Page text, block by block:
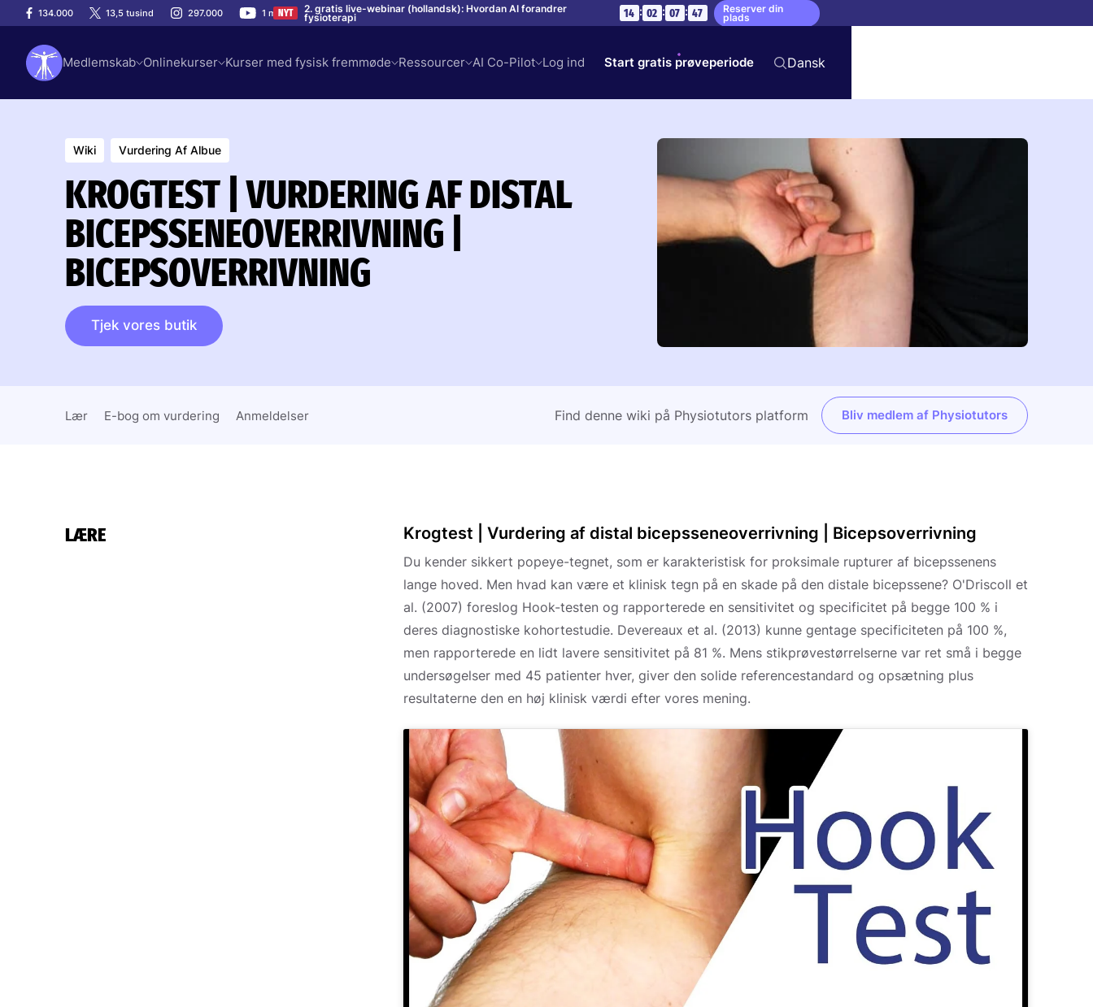
134.000 13,5 tusind 297.000 1 mio.NYT 2. gratis live-webinar (hollandsk): Hvordan AI forandrer
fysioterapi 14 : 02 : 07 : 46 Reserver din
plads
Medlemskab Onlinekurser Kurser med fysisk fremmøde Ressourcer AI Co-Pilot Log ind Start gratis prøveperiode Dansk
Wiki Vurdering Af Albue
KROGTEST | VURDERING AF DISTAL
BICEPSSENEOVERRIVNING |
BICEPSOVERRIVNING
Tjek vores butik
Lær E-bog om vurdering Anmeldelser Find denne wiki på Physiotutors platform Bliv medlem af Physiotutors
LÆRE Krogtest | Vurdering af distal bicepsseneoverrivning | Bicepsoverrivning
Du kender sikkert popeye-tegnet, som er karakteristisk for proksimale rupturer af bicepssenens
lange hoved. Men hvad kan være et klinisk tegn på en skade på den distale bicepssene? O'Driscoll et
al. (2007) foreslog Hook-testen og rapporterede en sensitivitet og specificitet på begge 100 % i
deres diagnostiske kohortestudie. Devereaux et al. (2013) kunne gentage specificiteten på 100 %,
men rapporterede en lidt lavere sensitivitet på 81 %. Mens stikprøvestørrelserne var ret små i begge
undersøgelser med 45 patienter hver, giver den solide referencestandard og opsætning plus
resultaterne den en høj klinisk værdi efter vores mening.